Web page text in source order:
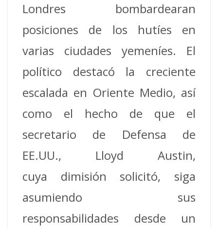
Londres bombardearan
posiciones de los hutíes en
varias ciudades yemeníes. El
político destacó la creciente
escalada en Oriente Medio, así
como el hecho de que el
secretario de Defensa de
EE.UU., Lloyd Austin,
cuya dimisión solicitó, siga
asumiendo sus
responsabilidades desde un